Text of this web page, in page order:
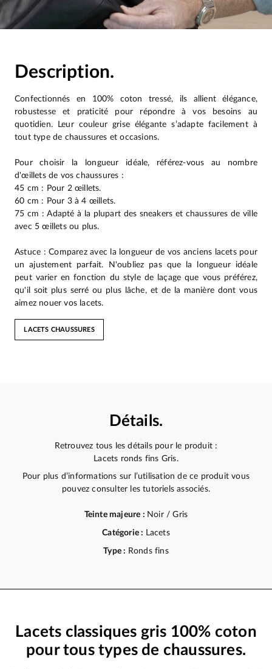
Description.
Confectionnés en 100% coton tressé, ils allient élégance,
robustesse et praticité pour répondre à vos besoins au
quotidien. Leur couleur grise élégante s’adapte facilement à
tout type de chaussures et occasions.
Pour choisir la longueur idéale, référez-vous au nombre
d'œillets de vos chaussures :
45 cm : Pour 2 œillets.
60 cm : Pour 3 à 4 œillets.
75 cm : Adapté à la plupart des sneakers et chaussures de ville
avec 5 œillets ou plus.
Astuce : Comparez avec la longueur de vos anciens lacets pour
un ajustement parfait. N'oubliez pas que la longueur idéale
peut varier en fonction du style de laçage que vous préférez,
qu'il soit plus serré ou plus lâche, et de la manière dont vous
aimez nouer vos lacets.
LACETS CHAUSSURES
Détails.
Retrouvez tous les détails pour le produit :
Lacets ronds fins Gris.
Pour plus d’informations sur l’utilisation de ce produit vous
pouvez consulter les tutoriels associés.
Teinte majeure : Noir / Gris
Catégorie : Lacets
Type : Ronds fins
Lacets classiques gris 100% coton
pour tous types de chaussures.